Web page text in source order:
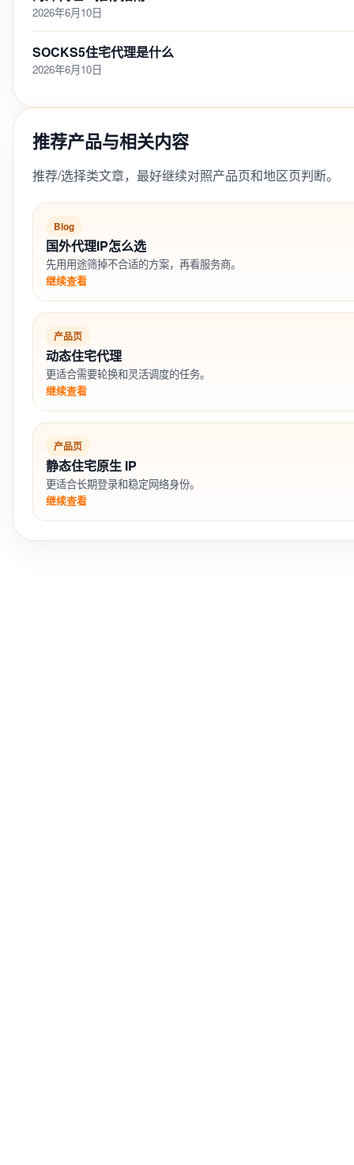
2026年6月10日
SOCKS5住宅代理是什么
2026年6月10日
推荐产品与相关内容
推荐/选择类文章，最好继续对照产品页和地区页判断。
Blog
国外代理IP怎么选
先用用途筛掉不合适的方案，再看服务商。
继续查看
产品页
动态住宅代理
更适合需要轮换和灵活调度的任务。
继续查看
产品页
静态住宅原生 IP
更适合长期登录和稳定网络身份。
继续查看